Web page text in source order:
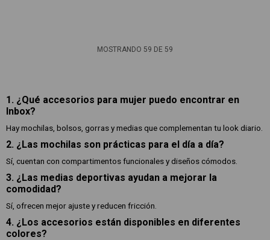
MOSTRANDO 59 DE 59
1. ¿Qué accesorios para mujer puedo encontrar en
Inbox?
Hay mochilas, bolsos, gorras y medias que complementan tu look diario.
2. ¿Las mochilas son prácticas para el día a día?
Sí, cuentan con compartimentos funcionales y diseños cómodos.
3. ¿Las medias deportivas ayudan a mejorar la
comodidad?
Sí, ofrecen mejor ajuste y reducen fricción.
4. ¿Los accesorios están disponibles en diferentes
colores?